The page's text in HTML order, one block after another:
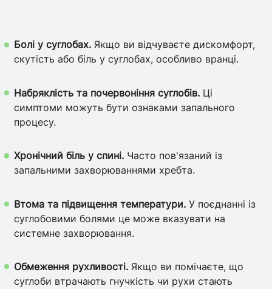
Болі у суглобах.Якщо ви відчуваєте дискомфорт,
скутість або біль у суглобах, особливо вранці.
Набряклість та почервоніння суглобів. Ці
симптоми можуть бути ознаками запального
процесу.
Хронічний біль у спині. Часто пов'язаний із
запальними захворюваннями хребта.
Втома та підвищення температури. У поєднанні із
суглобовими болями це може вказувати на
системне захворювання.
Обмеження рухливості. Якщо ви помічаєте, що
суглоби втрачають гнучкість чи рухи стають